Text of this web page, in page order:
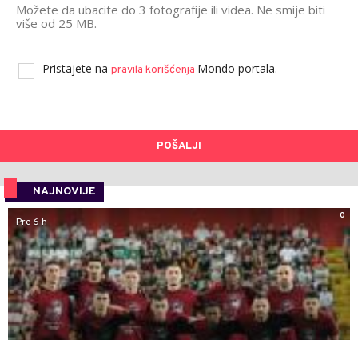
Možete da ubacite do 3 fotografije ili videa. Ne smije biti
više od 25 MB.
Pristajete na pravila korišćenja Mondo portala.
POŠALJI
NAJNOVIJE
0
Pre 6 h